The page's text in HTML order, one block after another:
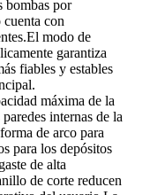
bombas por
con
modo de
garantiza
fiables y estables
máxima de la
internas de la
de arco para
para los depósitos
de alta
de corte reducen